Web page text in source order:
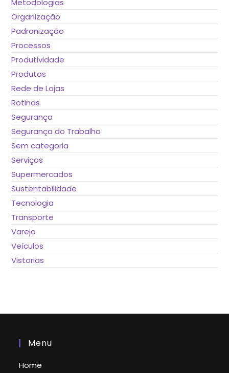
Metodologias
Organização
Padronização
Processos
Produtividade
Produtos
Rede de Lojas
Rotinas
Segurança
Segurança do Trabalho
Sem categoria
Serviços
Supermercados
Sustentabilidade
Tecnologia
Transporte
Varejo
Veículos
Vistorias
Menu
Home